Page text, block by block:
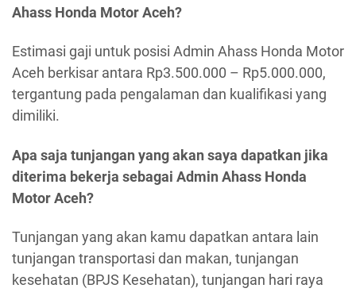
Ahass Honda Motor Aceh?
Estimasi gaji untuk posisi Admin Ahass Honda Motor
Aceh berkisar antara Rp3.500.000 – Rp5.000.000,
tergantung pada pengalaman dan kualifikasi yang
dimiliki.
Apa saja tunjangan yang akan saya dapatkan jika
diterima bekerja sebagai Admin Ahass Honda
Motor Aceh?
Tunjangan yang akan kamu dapatkan antara lain
tunjangan transportasi dan makan, tunjangan
kesehatan (BPJS Kesehatan), tunjangan hari raya